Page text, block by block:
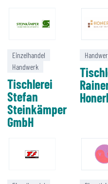
Einzelhandel
Handwerk
Tischlerei
Stefan
Steinkämper
GmbH